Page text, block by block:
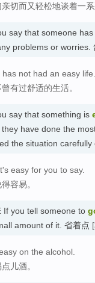
切而又轻松地谈着一系
say that someone has
problems or worries.
has not had an easy life.
有过舒适的生活。
say that something is
they have done the
the situation carefully
easy for you to say.
容易。
If you tell someone to
amount of it. 省着点
on the alcohol.
儿酒。